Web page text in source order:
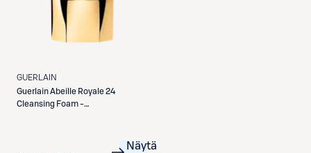
GUERLAIN
GuerlainAbeille Royale 24
Cleansing Foam -
Näytä